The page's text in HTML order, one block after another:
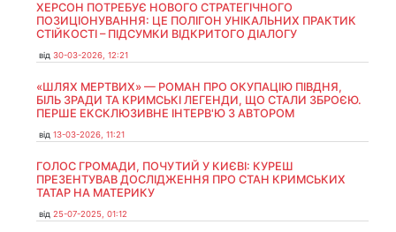
ХЕРСОН ПОТРЕБУЄ НОВОГО СТРАТЕГІЧНОГО
ПОЗИЦІОНУВАННЯ: ЦЕ ПОЛІГОН УНІКАЛЬНИХ ПРАКТИК
СТІЙКОСТІ – ПІДСУМКИ ВІДКРИТОГО ДІАЛОГУ
від 30-03-2026, 12:21
«ШЛЯХ МЕРТВИХ» — РОМАН ПРО ОКУПАЦІЮ ПІВДНЯ,
БІЛЬ ЗРАДИ ТА КРИМСЬКІ ЛЕГЕНДИ, ЩО СТАЛИ ЗБРОЄЮ.
ПЕРШЕ ЕКСКЛЮЗИВНЕ ІНТЕРВ'Ю З АВТОРОМ
від 13-03-2026, 11:21
ГОЛОС ГРОМАДИ, ПОЧУТИЙ У КИЄВІ: КУРЕШ
ПРЕЗЕНТУВАВ ДОСЛІДЖЕННЯ ПРО СТАН КРИМСЬКИХ
ТАТАР НА МАТЕРИКУ
від 25-07-2025, 01:12